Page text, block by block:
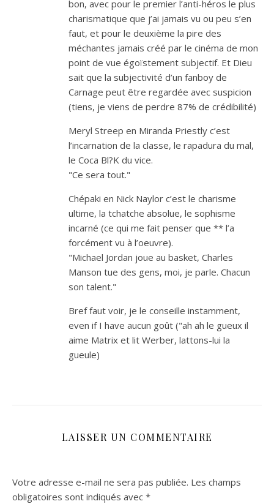
bon, avec pour le premier l’anti-héros le plus
charismatique que j’ai jamais vu ou peu s’en
faut, et pour le deuxième la pire des
méchantes jamais créé par le cinéma de mon
point de vue égoïstement subjectif. Et Dieu
sait que la subjectivité d’un fanboy de
Carnage peut être regardée avec suspicion
(tiens, je viens de perdre 87% de crédibilité)
Meryl Streep en Miranda Priestly c’est
l’incarnation de la classe, le rapadura du mal,
le Coca Bl?K du vice.
"Ce sera tout."
Chépaki en Nick Naylor c’est le charisme
ultime, la tchatche absolue, le sophisme
incarné (ce qui me fait penser que ** l’a
forcément vu à l’oeuvre).
"Michael Jordan joue au basket, Charles
Manson tue des gens, moi, je parle. Chacun
son talent."
Bref faut voir, je le conseille instamment,
even if I have aucun goût ("ah ah le gueux il
aime Matrix et lit Werber, lattons-lui la
gueule)
LAISSER UN COMMENTAIRE
Votre adresse e-mail ne sera pas publiée. Les champs
obligatoires sont indiqués avec *